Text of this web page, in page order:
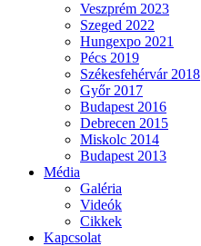
Veszprém 2023
Szeged 2022
Hungexpo 2021
Pécs 2019
Székesfehérvár 2018
Győr 2017
Budapest 2016
Debrecen 2015
Miskolc 2014
Budapest 2013
Média
Galéria
Videók
Cikkek
Kapcsolat